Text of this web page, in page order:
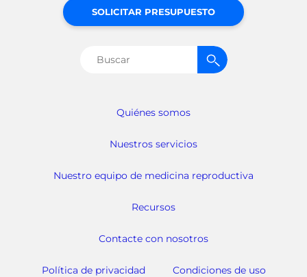
Quiénes somos
Nuestros servicios
Nuestro equipo de medicina reproductiva
Recursos
Contacte con nosotros
Política de privacidad Condiciones de uso
SOLICITAR PRESUPUESTO
Buscar: